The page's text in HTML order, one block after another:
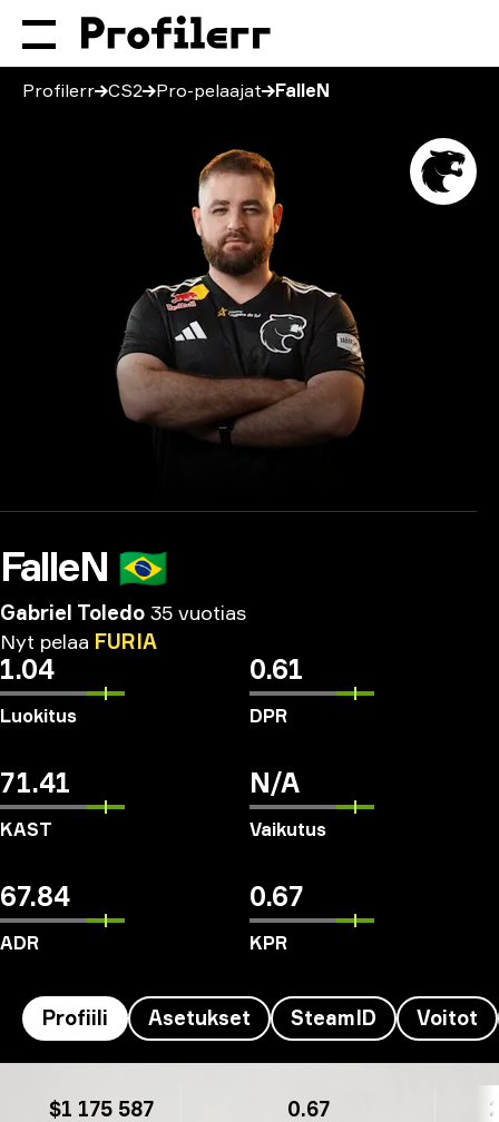
Profilerr CS2 Pro-pelaajat FalleN
FalleN 🇧🇷
Gabriel Toledo 35 vuotias
Nyt pelaa FURIA
1.04
Luokitus
0.61
DPR
71.41
KAST
N/A
Vaikutus
67.84
ADR
0.67
KPR
Profiili Asetukset SteamID Voitot
$1 175 587 0.67